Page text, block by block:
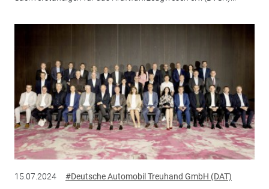
15.07.2024 #Deutsche Automobil Treuhand GmbH (DAT)